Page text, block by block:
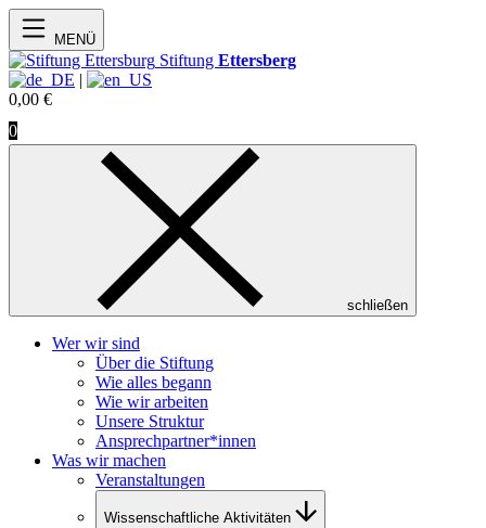
MENÜ
Stiftung Ettersberg
|
0,00 €
0
schließen
Wer wir sind
Über die Stiftung
Wie alles begann
Wie wir arbeiten
Unsere Struktur
Ansprechpartner*innen
Was wir machen
Veranstaltungen
Wissenschaftliche Aktivitäten